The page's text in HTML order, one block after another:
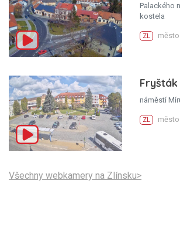
Palackého
kostela
ZL
Fryšták
náměstí
ZL
Všechny webkamery na Zlínsku>